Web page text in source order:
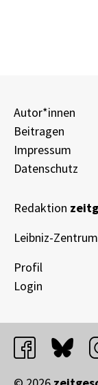
Autor*innen
Beitragen
Impressum
Datenschutz
Redaktion
Leibniz-
Profil
Login
facebookbluesky